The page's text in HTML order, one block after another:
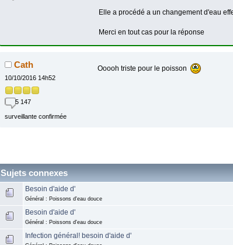
Elle a procédé a un changement d'eau
Merci en tout cas pour la réponse
Cath
10/10/2016 14h52
5 147
surveillante confirmée
Ooooh triste pour le poisson
Sujets connexes
Besoin d'aide d'
Général : Poissons d'eau douce
Besoin d'aide d'
Général : Poissons d'eau douce
Infection général! besoin d'aide d'